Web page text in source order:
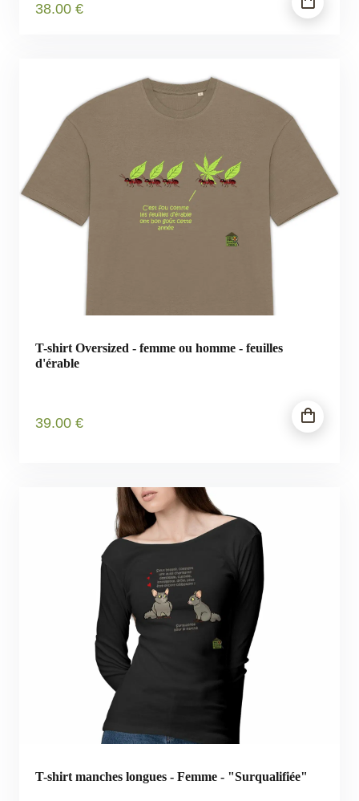
38.00 €
T-shirt Oversized - femme ou homme - feuilles
d'érable
39.00 €
T-shirt manches longues - Femme - "Surqualifiée"